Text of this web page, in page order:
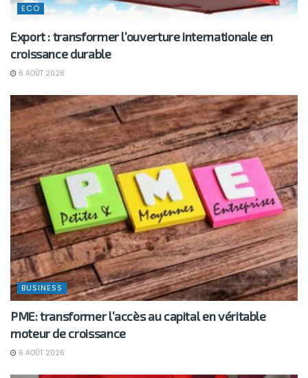
ECO
Export : transformer l’ouverture internationale en
croissance durable
6 AOÛT 2026
BUSINESS
PME: transformer l’accès au capital en véritable
moteur de croissance
6 AOÛT 2026